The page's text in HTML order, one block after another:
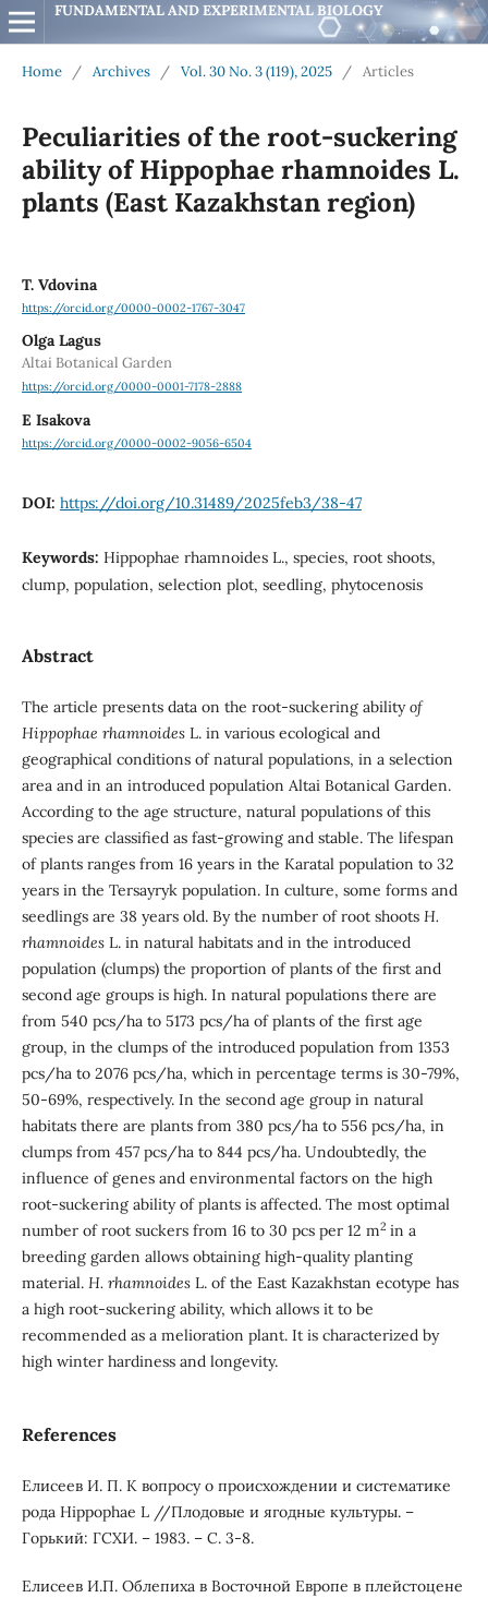
FUNDAMENTAL AND EXPERIMENTAL BIOLOGY
Home / Archives / Vol. 30 No. 3 (119), 2025 / Articles
Peculiarities of the root-suckering
ability of Hippophae rhamnoides L.
plants (East Kazakhstan region)
T. Vdovina
https://orcid.org/0000-0002-1767-3047
Olga Lagus
Altai Botanical Garden
https://orcid.org/0000-0001-7178-2888
E Isakova
https://orcid.org/0000-0002-9056-6504
DOI: https://doi.org/10.31489/2025feb3/38-47
Keywords: Hippophae rhamnoides L., species, root shoots,
clump, population, selection plot, seedling, phytocenosis
Abstract
The article presents data on the root-suckering abilityof
Hippophae rhamnoides L. in various ecological and
geographical conditions of natural populations, in a selection
area and in an introduced population Altai Botanical Garden.
According to the age structure, natural populations of this
species are classified as fast-growing and stable. The lifespan
of plants ranges from 16 years in the Karatal population to 32
years in the Tersayryk population. In culture, some forms and
seedlings are 38 years old. By the number of root shoots H.
rhamnoides L. in natural habitats and in the introduced
population (clumps) the proportion of plants of the first and
second age groups is high. In natural populations there are
from 540 pcs/ha to 5173 pcs/ha of plants of the first age
group, in the clumps of the introduced population from 1353
pcs/ha to 2076 pcs/ha, which in percentage terms is 30-79%,
50-69%, respectively. In the second age group in natural
habitats there are plants from 380 pcs/ha to 556 pcs/ha, in
clumps from 457 pcs/ha to 844 pcs/ha. Undoubtedly, the
influence of genes and environmental factors on the high
root-suckering ability of plants is affected. The most optimal
number of root suckers from 16 to 30 pcs per 12 m2 in a
breeding garden allows obtaining high-quality planting
material. H. rhamnoides L. of the East Kazakhstan ecotype has
a high root-suckering ability, which allows it to be
recommended as a melioration plant. It is characterized by
high winter hardiness and longevity.
References
Елисеев И. П. К вопросу о происхождении и систематике
рода Hippophae L //Плодовые и ягодные культуры. –
Горький: ГСХИ. – 1983. – С. 3-8.
Елисеев И.П. Облепиха в Восточной Европе в плейстоцене